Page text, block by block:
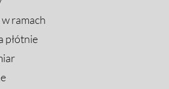
ramach
płótnie